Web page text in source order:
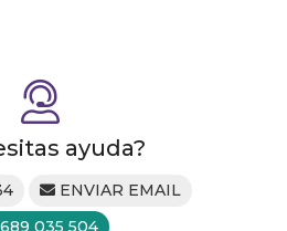
ayuda?
ENVIAR EMAIL
689 035 504